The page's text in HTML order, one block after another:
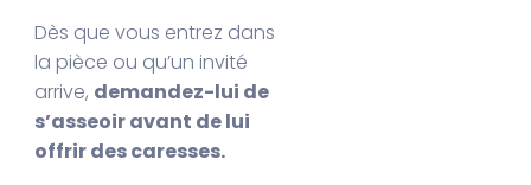
Dès que vous entrez dans
la pièce ou qu’un invité
arrive, demandez-lui de
s’asseoir avant de lui
offrir des caresses.